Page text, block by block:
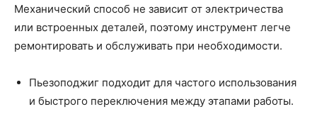
Механический способ не зависит от электричества
или встроенных деталей, поэтому инструмент легче
ремонтировать и обслуживать при необходимости.
Пьезоподжиг подходит для частого использования
и быстрого переключения между этапами работы.